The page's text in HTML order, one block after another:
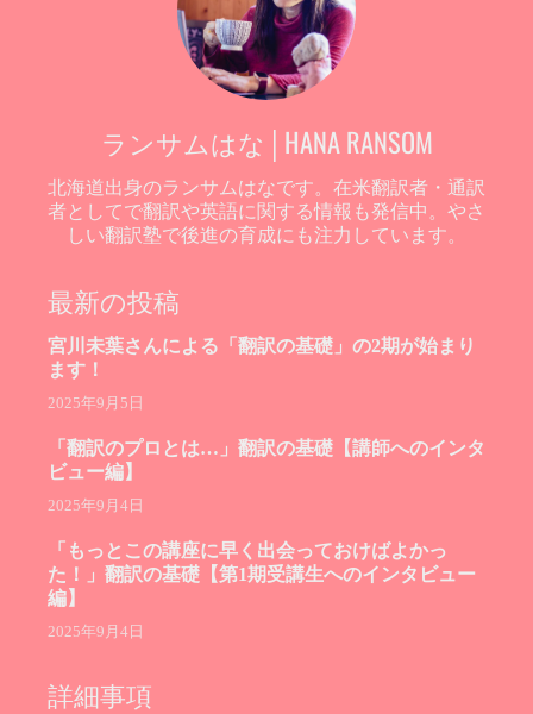
ランサムはな│HANA RANSOM
北海道出身のランサムはなです。在米翻訳者・通訳
者としてで翻訳や英語に関する情報も発信中。やさ
しい翻訳塾で後進の育成にも注力しています。
最新の投稿
宮川未葉さんによる「翻訳の基礎」の2期が始まり
ます！
2025年9月5日
「翻訳のプロとは…」翻訳の基礎【講師へのインタ
ビュー編】
2025年9月4日
「もっとこの講座に早く出会っておけばよかっ
た！」翻訳の基礎【第1期受講生へのインタビュー
編】
2025年9月4日
詳細事項